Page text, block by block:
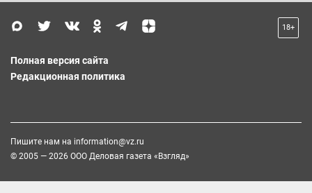
18+
Полная версия сайта
Редакционная политика
Пишите нам на information@vz.ru
© 2005 — 2026 ООО Деловая газета «Взгляд»